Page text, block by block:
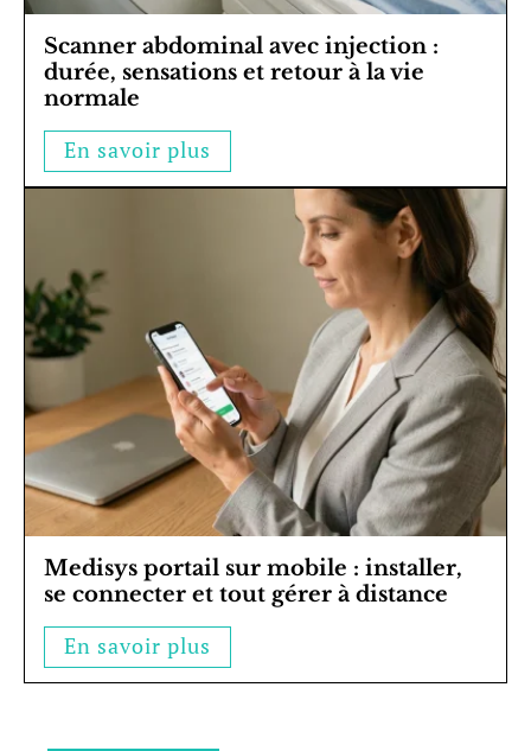
Scanner abdominal avec injection :
durée, sensations et retour à la vie
normale
En savoir plus
Medisys portail sur mobile : installer,
se connecter et tout gérer à distance
En savoir plus